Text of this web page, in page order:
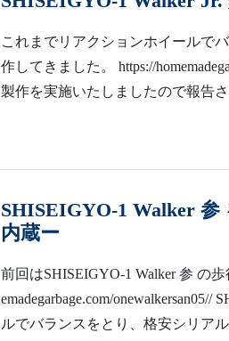
これまでリアクションホイールで
作してきました。 https://
製作を実施いたしましたので報告
SHISEIGYO-1 Walker
内蔵ー
前回はSHISEIGYO-1 Walker 参 の
emadegarbage.com/
ルでバランスをとり、格安シリア